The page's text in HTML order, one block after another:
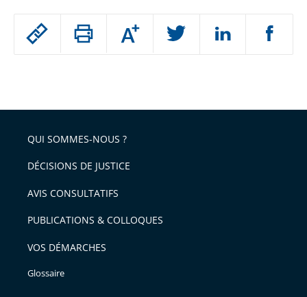
Passer
arriver
après
Augmenter
ou
l'article
pour
avant
QUI SOMMES-NOUS ?
DÉCISIONS DE JUSTICE
AVIS CONSULTATIFS
PUBLICATIONS & COLLOQUES
VOS DÉMARCHES
Glossaire